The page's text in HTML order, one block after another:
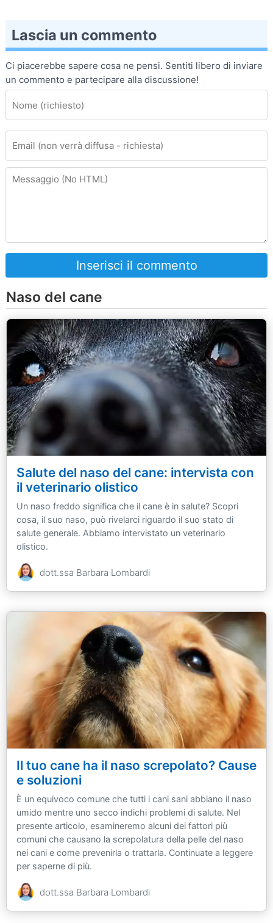
Lascia un commento
Ci piacerebbe sapere cosa ne pensi. Sentiti libero di inviare
un commento e partecipare alla discussione!
Inserisci il commento
Naso del cane
Salute del naso del cane: intervista con
il veterinario olistico
Un naso freddo significa che il cane è in salute? Scopri
cosa, il suo naso, può rivelarci riguardo il suo stato di
salute generale. Abbiamo intervistato un veterinario
olistico.
dott.ssa Barbara Lombardi
Il tuo cane ha il naso screpolato? Cause
e soluzioni
È un equivoco comune che tutti i cani sani abbiano il naso
umido mentre uno secco indichi problemi di salute. Nel
presente articolo, esamineremo alcuni dei fattori più
comuni che causano la screpolatura della pelle del naso
nei cani e come prevenirla o trattarla. Continuate a leggere
per saperne di più.
dott.ssa Barbara Lombardi